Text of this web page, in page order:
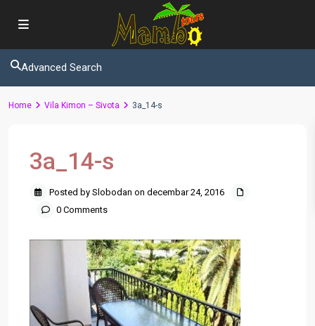
Advanced Search
Home Vila Kimon – Sivota 3a_14-s
3a_14-s
Posted by Slobodan on decembar 24, 2016
0 Comments